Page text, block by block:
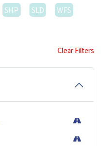
SHP SLD
WFS
Clear Filters